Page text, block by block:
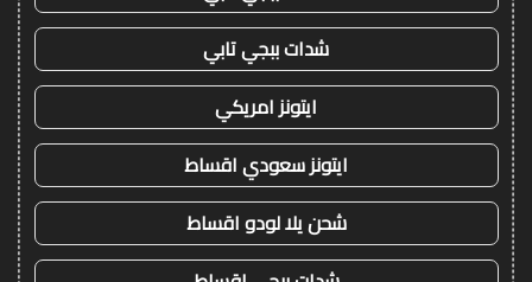
شدات ببجي تابي
ايتونز امريكي
ايتونز سعودي اقساط
شحن يلا لودو اقساط